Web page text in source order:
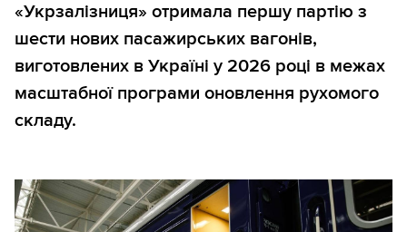
«Укрзалізниця» отримала першу партію з
шести нових пасажирських вагонів,
виготовлених в Україні у 2026 році в межах
масштабної програми оновлення рухомого
складу.